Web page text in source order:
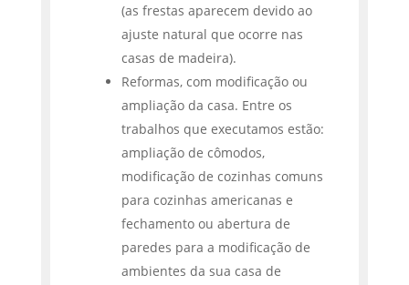
(as frestas aparecem devido ao
ajuste natural que ocorre nas
casas de madeira).
Reformas, com modificação ou
ampliação da casa. Entre os
trabalhos que executamos estão:
ampliação de cômodos,
modificação de cozinhas comuns
para cozinhas americanas e
fechamento ou abertura de
paredes para a modificação de
ambientes da sua casa de